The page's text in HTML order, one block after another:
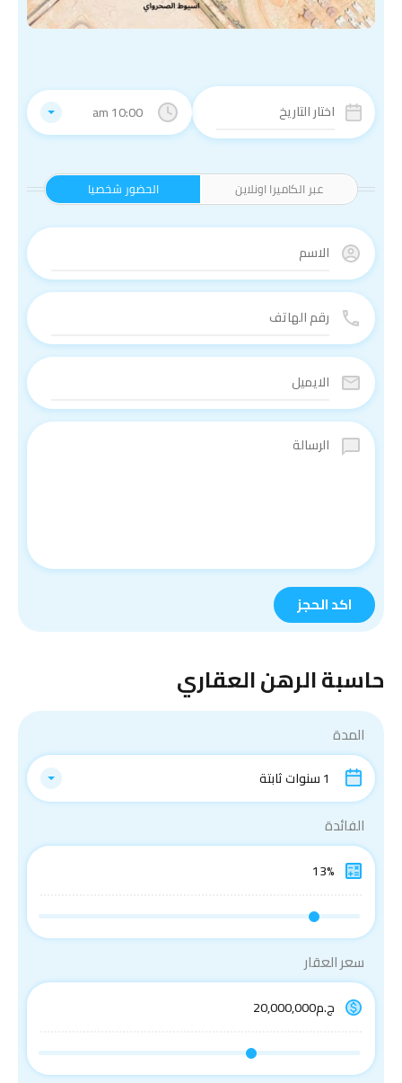
10:00 am
الحضور شخصيا عبر الكاميرا اونلاين
حاسبة الرهن العقاري
المدة
1 سنوات ثابتة
الفائدة
سعر العقار